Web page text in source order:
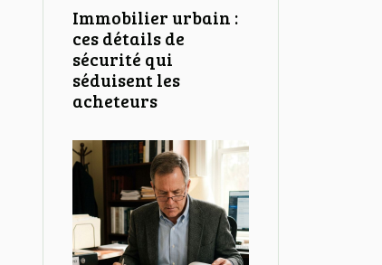
Immobilier urbain :
ces détails de
sécurité qui
séduisent les
acheteurs